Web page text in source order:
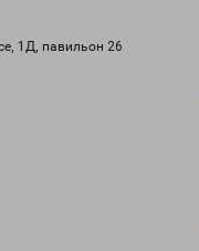
1Д, павильон 26